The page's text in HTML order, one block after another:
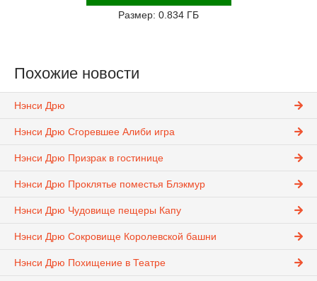
Размер: 0.834 ГБ
Похожие новости
Нэнси Дрю
Нэнси Дрю Сгоревшее Алиби игра
Нэнси Дрю Призрак в гостинице
Нэнси Дрю Проклятье поместья Блэкмур
Нэнси Дрю Чудовище пещеры Капу
Нэнси Дрю Сокровище Королевской башни
Нэнси Дрю Похищение в Театре